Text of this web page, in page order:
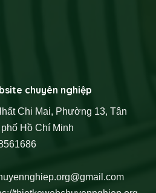
chuyên nghiệp
Chi Mai, Phường 13, Tân
Hồ Chí Minh